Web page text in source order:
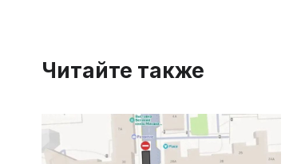
Читайте также